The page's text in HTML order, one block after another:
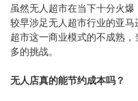
虽然无人超市在当下十分火爆
较早涉足无人超市行业的亚
超市这一商业模式的不成熟
多的挑战。
无人店真的能节约成本吗？